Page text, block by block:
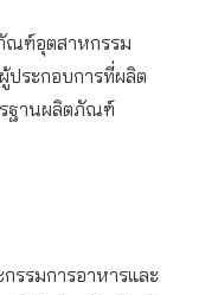
ณฑ์อุตสาหกรรม
ระกอบการที่ผลิต
รฐานผลิตภัณฑ์
รรมการอาหารและ